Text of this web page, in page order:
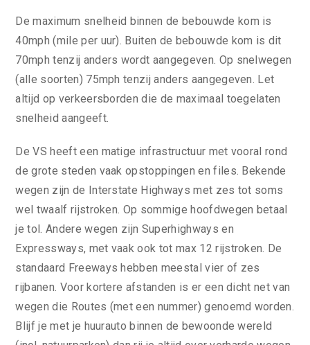
De maximum snelheid binnen de bebouwde kom is
40mph (mile per uur). Buiten de bebouwde kom is dit
70mph tenzij anders wordt aangegeven. Op snelwegen
(alle soorten) 75mph tenzij anders aangegeven. Let
altijd op verkeersborden die de maximaal toegelaten
snelheid aangeeft.
De VS heeft een matige infrastructuur met vooral rond
de grote steden vaak opstoppingen en files. Bekende
wegen zijn de Interstate Highways met zes tot soms
wel twaalf rijstroken. Op sommige hoofdwegen betaal
je tol. Andere wegen zijn Superhighways en
Expressways, met vaak ook tot max 12 rijstroken. De
standaard Freeways hebben meestal vier of zes
rijbanen. Voor kortere afstanden is er een dicht net van
wegen die Routes (met een nummer) genoemd worden.
Blijf je met je huurauto binnen de bewoonde wereld